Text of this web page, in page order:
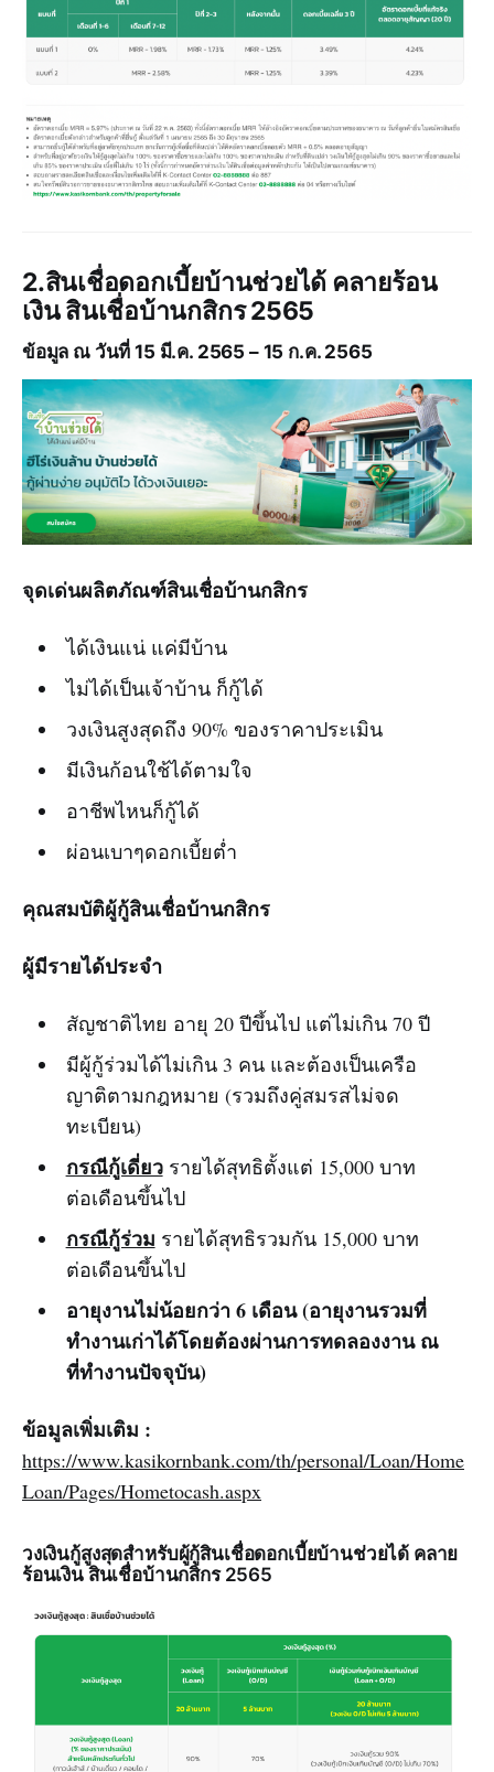
2.สินเชื่อดอกเบี้ยบ้านช่วยได้ คลายร้อน
เงิน สินเชื่อบ้านกสิกร 2565
ข้อมูล ณ วันที่ 15 มี.ค. 2565 – 15 ก.ค. 2565
จุดเด่นผลิตภัณฑ์สินเชื่อบ้านกสิกร
ได้เงินแน่ แค่มีบ้าน
ไม่ได้เป็นเจ้าบ้าน ก็กู้ได้
วงเงินสูงสุดถึง 90% ของราคาประเมิน
มีเงินก้อนใช้ได้ตามใจ
อาชีพไหนก็กู้ได้
ผ่อนเบาๆดอกเบี้ยต่ำ
คุณสมบัติผู้กู้สินเชื่อบ้านกสิกร
ผู้มีรายได้ประจำ
สัญชาติไทย อายุ 20 ปีขึ้นไป แต่ไม่เกิน 70 ปี
มีผู้กู้ร่วมได้ไม่เกิน 3 คน และต้องเป็นเครือ
ญาติตามกฎหมาย (รวมถึงคู่สมรสไม่จด
ทะเบียน)
กรณีกู้เดี่ยวรายได้สุทธิตั้งแต่ 15,000 บาท
ต่อเดือนขึ้นไป
กรณีกู้ร่วม รายได้สุทธิรวมกัน 15,000 บาท
ต่อเดือนขึ้นไป
อายุงานไม่น้อยกว่า 6 เดือน (อายุงานรวมที่
ทำงานเก่าได้โดยต้องผ่านการทดลองงาน ณ
ที่ทำงานปัจจุบัน)
ข้อมูลเพิ่มเติม :
https://www.kasikornbank.com/th/personal/Loan/Home
Loan/Pages/Hometocash.aspx
วงเงินกู้สูงสุดสำหรับผู้กู้สินเชื่อดอกเบี้ยบ้านช่วยได้ คลาย
ร้อนเงิน สินเชื่อบ้านกสิกร 2565